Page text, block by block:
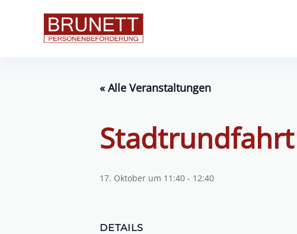
« Alle Veranstaltungen
Stadtrundfahrt
17. Oktober um 11:40 - 12:40
DETAILS